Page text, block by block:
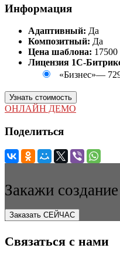
Информация
Адаптивный: Да
Композитный: Да
Цена шаблона: 17500
Лицензия 1С-
«Бизнес»—
Узнать стоимость
ОНЛАЙН ДЕМО
Поделиться
Закажи
Заказать СЕЙЧАС
Связаться с нами